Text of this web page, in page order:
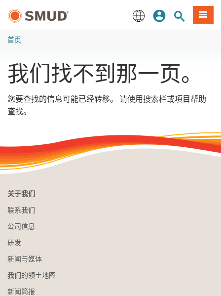
登录网站搜索
項目
首页
我们找不到那一页。
您要查找的信息可能已经转移。 请使用搜索栏或項目帮助
查找。
关于我们
联系我们
公司信息
研发
新闻与媒体
我们的领土地图
新闻简报